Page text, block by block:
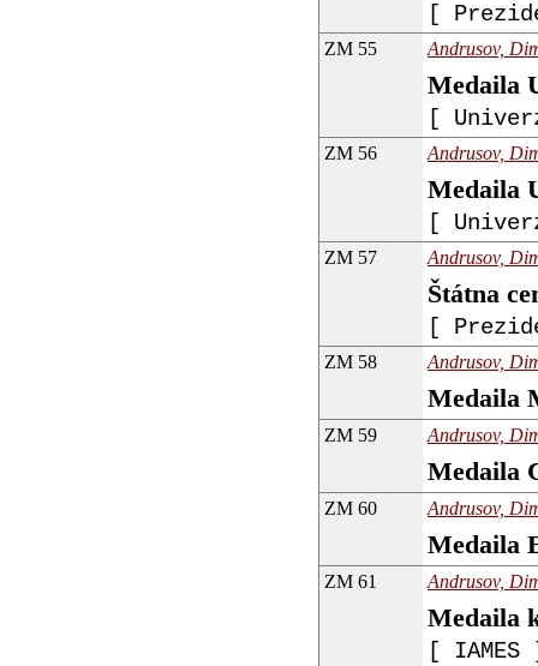
[
ZM 55 Andrusov,
Medaila
[
ZM 56 Andrusov,
Medaila
[
ZM 57 Andrusov,
Štátna
[
ZM 58 Andrusov,
Medaila
ZM 59 Andrusov,
Medaila
ZM 60 Andrusov,
Medaila
ZM 61 Andrusov,
Medaila
[ IAMES